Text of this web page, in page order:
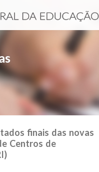
finais das novas
Centros de